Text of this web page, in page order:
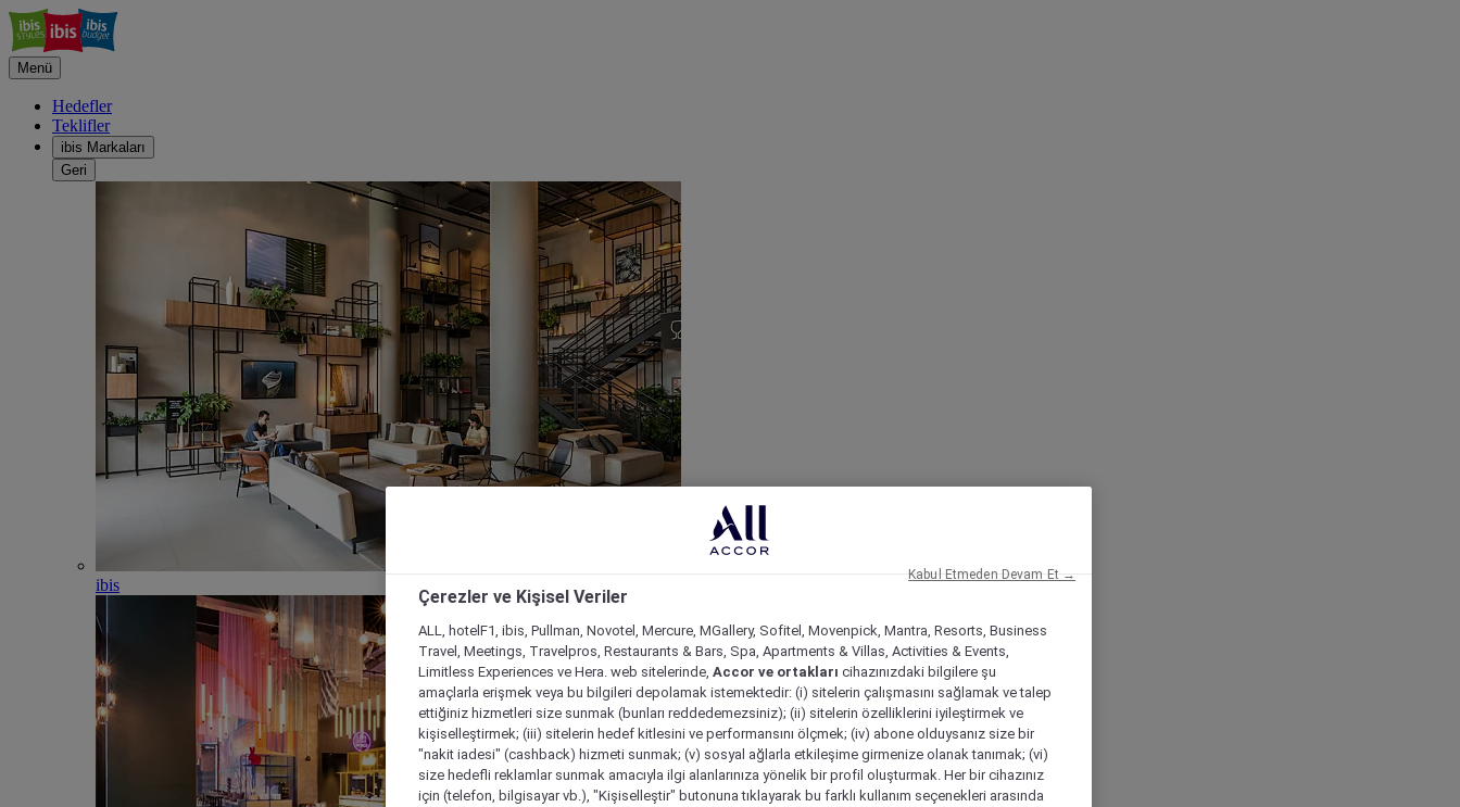
Menü
Hedefler
Teklifler
ibis Markaları
Geri
ibis
Çerezler ve Kişisel Veriler
ALL, hotelF1, ibis, Pullman, Novotel, Mercure, MGallery, Sofitel, Movenpick, Mantra, Resorts, Business
Travel, Meetings, Travelpros, Restaurants & Bars, Spa, Apartments & Villas, Activities & Events,
Limitless Experiences ve Hera. web sitelerinde, Accor ve ortakları cihazınızdaki bilgilere şu
amaçlarla erişmek veya bu bilgileri depolamak istemektedir: (i) sitelerin çalışmasını sağlamak ve talep
ettiğiniz hizmetleri size sunmak (bunları reddedemezsiniz); (ii) sitelerin özelliklerini iyileştirmek ve
kişiselleştirmek; (iii) sitelerin hedef kitlesini ve performansını ölçmek; (iv) abone olduysanız size bir
"nakit iadesi" (cashback) hizmeti sunmak; (v) sosyal ağlarla etkileşime girmenize olanak tanımak; (vi)
size hedefli reklamlar sunmak amacıyla ilgi alanlarınıza yönelik bir profil oluşturmak. Her bir cihazınız
için (telefon, bilgisayar vb.), "Kişiselleştir" butonuna tıklayarak bu farklı kullanım seçenekleri arasında
Kabul Etmeden Devam Et →